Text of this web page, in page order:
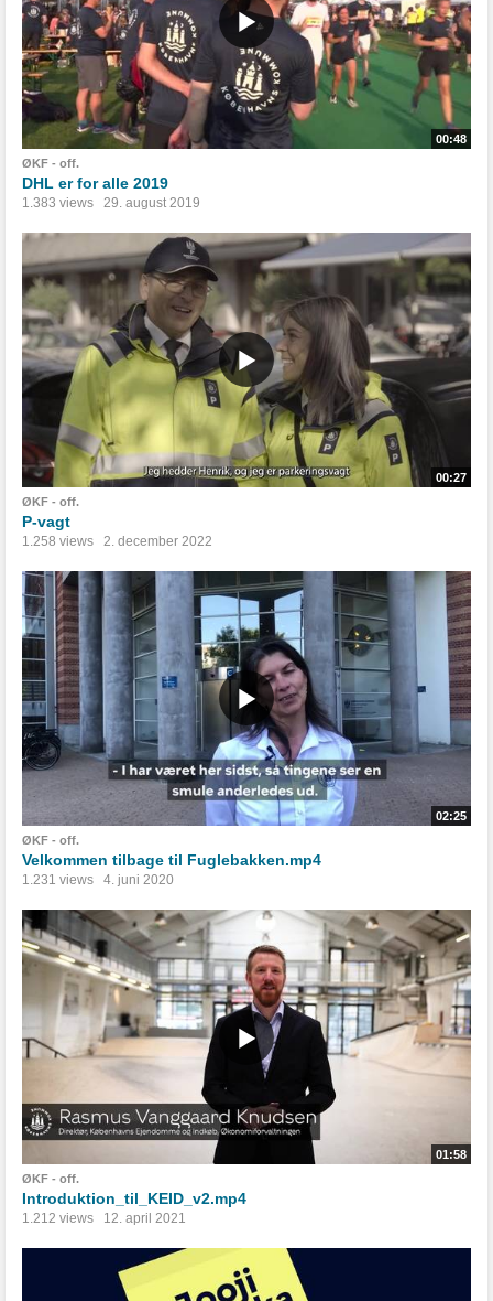
00:48
ØKF - off.
DHL er for alle 2019
1.383 views 29. august 2019
00:27
ØKF - off.
P-vagt
1.258 views 2. december 2022
02:25
ØKF - off.
Velkommen tilbage til Fuglebakken.mp4
1.231 views 4. juni 2020
01:58
ØKF - off.
Introduktion_til_KEID_v2.mp4
1.212 views 12. april 2021